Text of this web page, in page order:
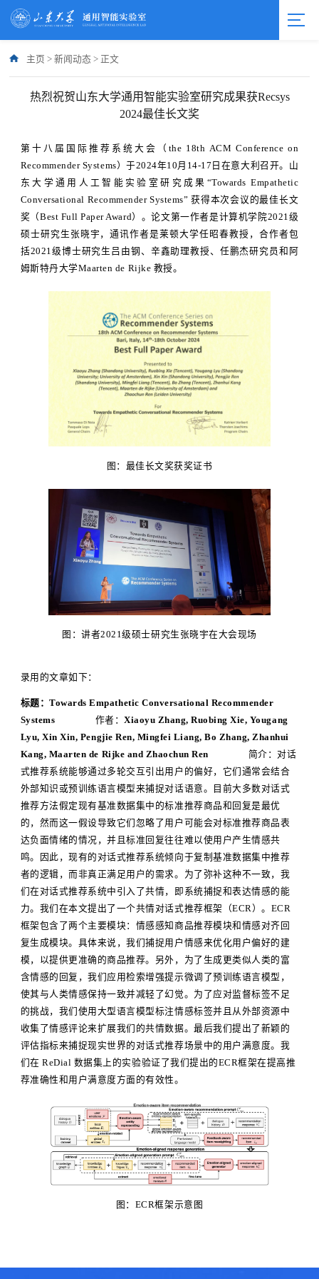
主页 > 新闻动态 > 正文
热烈祝贺山东大学通用智能实验室研究成果获Recsys
2024最佳长文奖
第十八届国际推荐系统大会（the 18th ACM Conference on
Recommender Systems）于2024年10月14-17日在意大利召开。山
东大学通用人工智能实验室研究成果“Towards Empathetic
Conversational Recommender Systems” 获得本次会议的最佳长文
奖（Best Full Paper Award）。论文第一作者是计算机学院2021级
硕士研究生张晓宇，通讯作者是莱顿大学任昭春教授，合作者包
括2021级博士研究生吕由钢、辛鑫助理教授、任鹏杰研究员和阿
姆斯特丹大学Maarten de Rijke 教授。
图：最佳长文奖获奖证书
图：讲者2021级硕士研究生张晓宇在大会现场
录用的文章如下：
标题：Towards Empathetic Conversational Recommender
Systems 作者：Xiaoyu Zhang, Ruobing Xie, Yougang
Lyu, Xin Xin, Pengjie Ren, Mingfei Liang, Bo Zhang, Zhanhui
Kang, Maarten de Rijke and Zhaochun Ren 简介：对话
式推荐系统能够通过多轮交互引出用户的偏好，它们通常会结合
外部知识或预训练语言模型来捕捉对话语意。目前大多数对话式
推荐方法假定现有基准数据集中的标准推荐商品和回复是最优
的，然而这一假设导致它们忽略了用户可能会对标准推荐商品表
达负面情绪的情况，并且标准回复往往难以使用户产生情感共
鸣。因此，现有的对话式推荐系统倾向于复制基准数据集中推荐
者的逻辑，而非真正满足用户的需求。为了弥补这种不一致，我
们在对话式推荐系统中引入了共情，即系统捕捉和表达情感的能
力。我们在本文提出了一个共情对话式推荐框架（ECR）。ECR
框架包含了两个主要模块：情感感知商品推荐模块和情感对齐回
复生成模块。具体来说，我们捕捉用户情感来优化用户偏好的建
模，以提供更准确的商品推荐。另外，为了生成更类似人类的富
含情感的回复，我们应用检索增强提示微调了预训练语言模型，
使其与人类情感保持一致并减轻了幻觉。为了应对监督标签不足
的挑战，我们使用大型语言模型标注情感标签并且从外部资源中
收集了情感评论来扩展我们的共情数据。最后我们提出了新颖的
评估指标来捕捉现实世界的对话式推荐场景中的用户满意度。我
们在 ReDial 数据集上的实验验证了我们提出的ECR框架在提高推
荐准确性和用户满意度方面的有效性。
图：ECR框架示意图